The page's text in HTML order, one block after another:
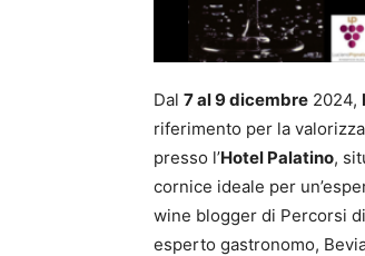
Dal 7 al 9 dicembre 2024,
riferimento per la
presso l’Hotel Palatino,
cornice ideale per
wine blogger di Percorsi
esperto gastronomo,